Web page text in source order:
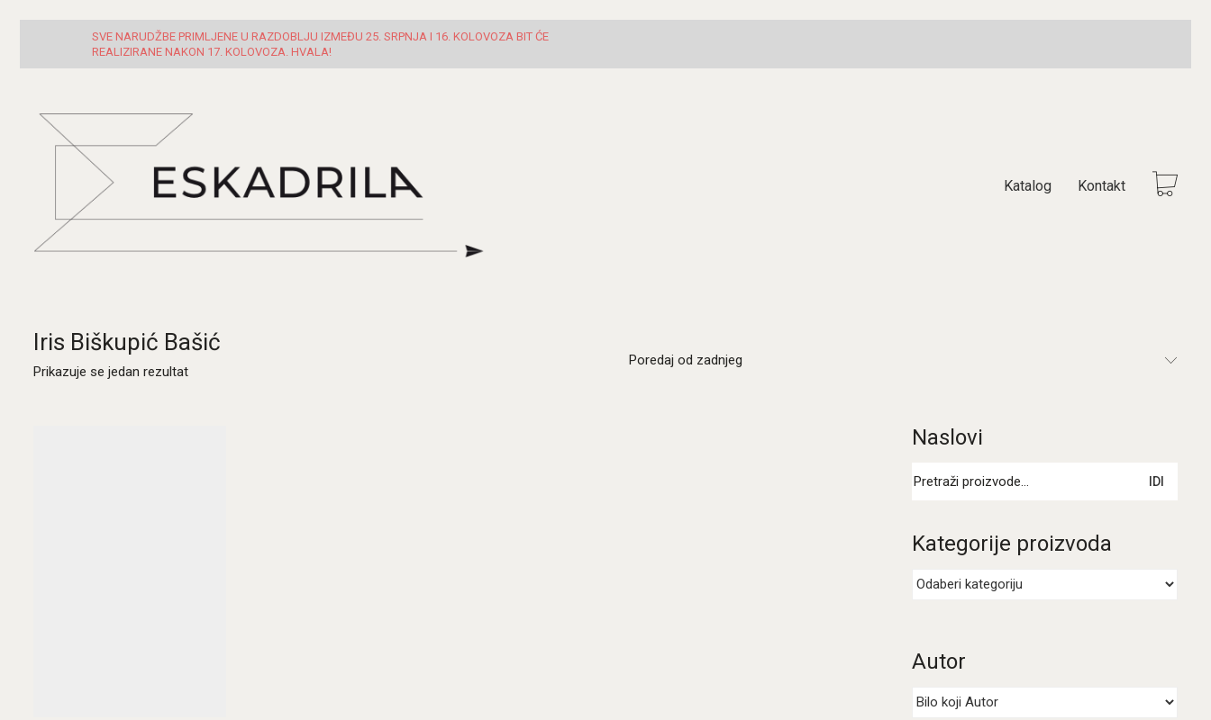
SVE NARUDŽBE PRIMLJENE U RAZDOBLJU IZMEĐU 25. SRPNJA I 16. KOLOVOZA BIT ĆE
REALIZIRANE NAKON 17. KOLOVOZA. HVALA!
Katalog Kontakt
Iris Biškupić Bašić
Prikazuje se jedan rezultat
Poredaj od zadnjeg
Naslovi
IDI
Kategorije proizvoda
Autor